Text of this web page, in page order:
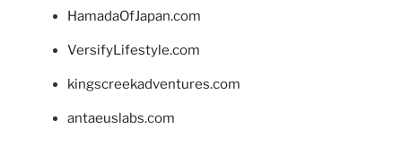
HamadaOfJapan.com
VersifyLifestyle.com
kingscreekadventures.com
antaeuslabs.com